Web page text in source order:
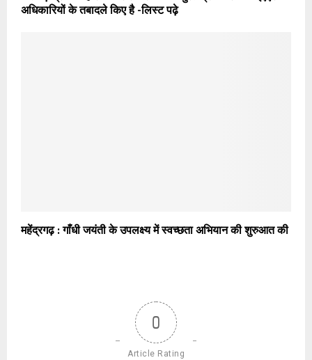
अधिकारियों के तबादले किए है -लिस्ट पढ़े
महेंद्रगढ़ : गाँधी जयंती के उपलक्ष्य में स्वच्छता अभियान की शुरुआत की
0
Article Rating